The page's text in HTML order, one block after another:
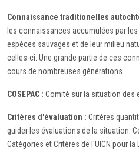
Connaissance traditionelles
les connaissances accumulées par
espèces sauvages et de leur milieu
celles-ci. Une grande partie de ces
cours de nombreuses générations.
COSEPAC : Comité sur la situation des
Critères d'évaluation : Critères
guider les évaluations de la situation.
Catégories et Critères de l'UICN pour